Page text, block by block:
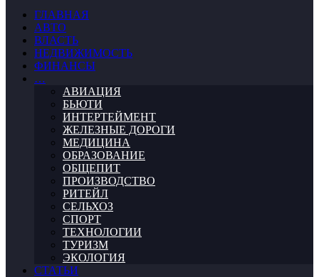
ГЛАВНАЯ
АВТО
ВЛАСТЬ
НЕДВИЖИМОСТЬ
ФИНАНСЫ
…
АВИАЦИЯ
БЬЮТИ
ИНТЕРТЕЙМЕНТ
ЖЕЛЕЗНЫЕ ДОРОГИ
МЕДИЦИНА
ОБРАЗОВАНИЕ
ОБЩЕПИТ
ПРОИЗВОДСТВО
РИТЕЙЛ
СЕЛЬХОЗ
СПОРТ
ТЕХНОЛОГИИ
ТУРИЗМ
ЭКОЛОГИЯ
СТАТЬИ